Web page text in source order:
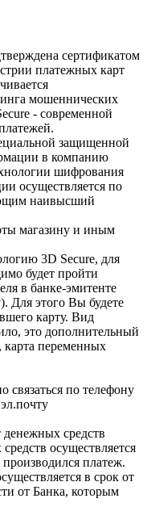
сертификатом
платежных карт
мошеннических
- современной
защищенной
в компанию
шифрования
осуществляется по
наивысший
магазину и иным
3D Secure, для
будет пройти
в банке-эмитенте
Для этого Вы будете
карту. Вид
это дополнительный
карта переменных
связаться по телефону
денежных средств
осуществляется
платеж.
в срок от
от Банка, которым